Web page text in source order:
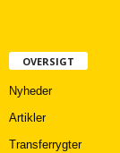
OVERSIGT
Nyheder
Artikler
Transferrygter